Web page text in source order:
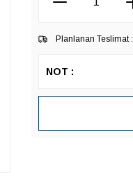
Planlanan Teslimat :
NOT :